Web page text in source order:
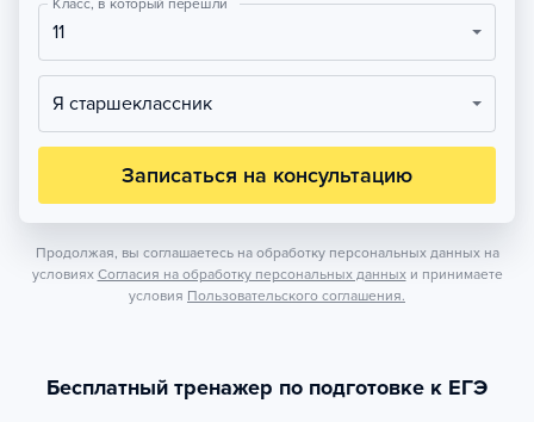
Класс, в который перешли
11
Я старшеклассник
Записаться на консультацию
Продолжая, вы соглашаетесь на обработку персональных данных на
условиях Согласия на обработку персональных данных и принимаете
условия Пользовательского соглашения.
Бесплатный тренажер по подготовке к ЕГЭ